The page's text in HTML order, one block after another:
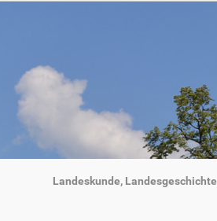
Landeskunde, Landesgeschichte